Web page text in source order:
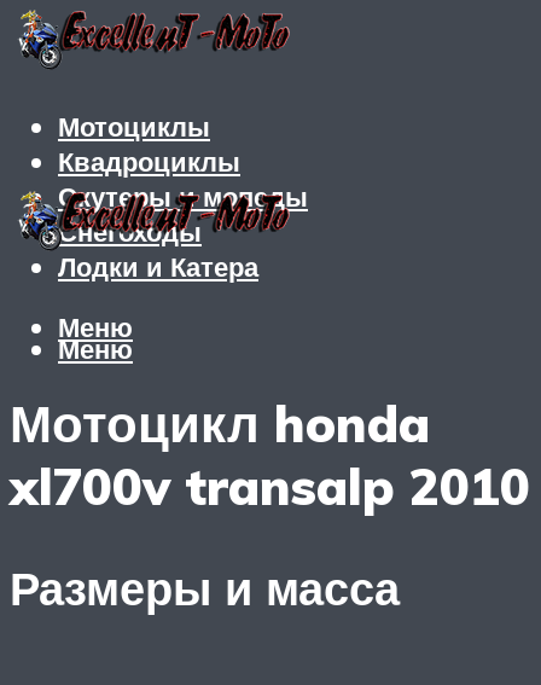
Мотоциклы
Квадроциклы
Скутеры и мопеды
Снегоходы
Лодки и Катера
Меню
Меню
Мотоцикл honda
xl700v transalp 2010
Размеры и масса